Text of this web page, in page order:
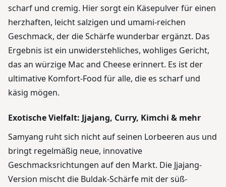
scharf und cremig. Hier sorgt ein Käsepulver für einen
herzhaften, leicht salzigen und umami-reichen
Geschmack, der die Schärfe wunderbar ergänzt. Das
Ergebnis ist ein unwiderstehliches, wohliges Gericht,
das an würzige Mac and Cheese erinnert. Es ist der
ultimative Komfort-Food für alle, die es scharf und
käsig mögen.
Exotische Vielfalt: Jjajang, Curry, Kimchi & mehr
Samyang ruht sich nicht auf seinen Lorbeeren aus und
bringt regelmäßig neue, innovative
Geschmacksrichtungen auf den Markt. Die Jjajang-
Version mischt die Buldak-Schärfe mit der süß-